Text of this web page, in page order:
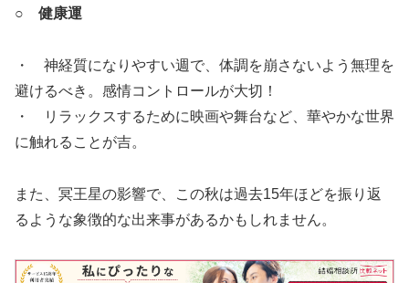
○ 健康運
・ 神経質になりやすい週で、体調を崩さないよう無理を
避けるべき。感情コントロールが大切！
・ リラックスするために映画や舞台など、華やかな世界
に触れることが吉。
また、冥王星の影響で、この秋は過去15年ほどを振り返
るような象徴的な出来事があるかもしれません。